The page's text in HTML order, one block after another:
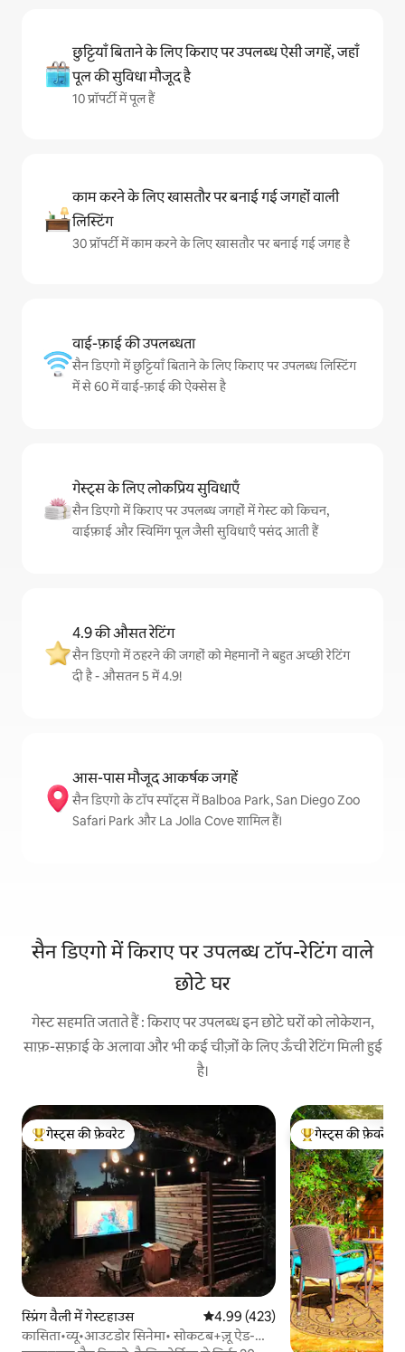
छुट्टियाँ बिताने के लिए किराए पर उपलब्ध ऐसी जगहें, जहाँ
पूल की सुविधा मौजूद है
10 प्रॉपर्टी में पूल हैं
काम करने के लिए खासतौर पर बनाई गई जगहों वाली
लिस्टिंग
30 प्रॉपर्टी में काम करने के लिए खासतौर पर बनाई गई जगह है
वाई-फ़ाई की उपलब्धता
सैन डिएगो में छुट्टियाँ बिताने के लिए किराए पर उपलब्ध लिस्टिंग
में से 60 में वाई-फ़ाई की ऐक्सेस है
गेस्ट्स के लिए लोकप्रिय सुविधाएँ
सैन डिएगो में किराए पर उपलब्ध जगहों में गेस्ट को किचन,
वाईफ़ाई और स्विमिंग पूल जैसी सुविधाएँ पसंद आती हैं
4.9 की औसत रेटिंग
सैन डिएगो में ठहरने की जगहों को मेहमानों ने बहुत अच्छी रेटिंग
दी है - औसतन 5 में 4.9!
आस-पास मौजूद आकर्षक जगहें
सैन डिएगो के टॉप स्पॉट्स में Balboa Park, San Diego Zoo
Safari Park और La Jolla Cove शामिल हैं।
सैन डिएगो में किराए पर उपलब्ध टॉप-रेटिंग वाले
छोटे घर
गेस्ट सहमति जताते हैं : किराए पर उपलब्ध इन छोटे घरों को लोकेशन,
साफ़-सफ़ाई के अलावा और भी कई चीज़ों के लिए ऊँची रेटिंग मिली हुई
है।
गेस्ट्स का टॉप फ़ेवरेट
गेस्ट्स की फ़ेवरेट
स्प्रिंग वैली में गेस्टहाउस औसत रेटिंग 5 में से 4.99, 423 समीक्षाएँ
4.99 (423)
कासिता•व्यू•आउटडोर सिनेमा• सोकटब+ज़ू ऐड-
गेस्ट्स का टॉप फ़ेवरेट
गेस्ट्स की फ़ेवरेट